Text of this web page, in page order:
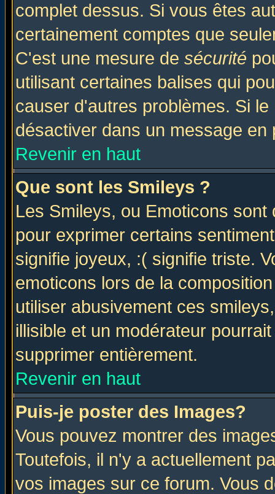
complet dessus. Si vous êtes
certainement comptes que
C'est une mesure de sécurité
utilisant certaines balises qui
causer d'autres problèmes. Si
désactiver dans un message
Revenir en haut
Que sont les Smileys ?
Les Smileys, ou Emoticons
pour exprimer certains
signifie joyeux, :( signifie triste.
emoticons lors de la
utiliser abusivement ces
illisible et un modérateur
supprimer entièrement.
Revenir en haut
Puis-je poster des Images?
Vous pouvez montrer des
Toutefois, il n'y a actuellement
vos images sur ce forum. Vous